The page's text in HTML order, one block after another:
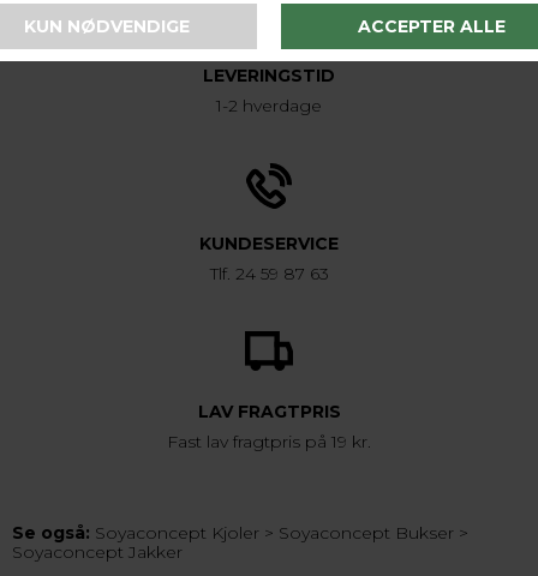
LEVERINGSTID
1-2 hverdage
KUNDESERVICE
Tlf. 24 59 87 63
LAV FRAGTPRIS
Fast lav fragtpris på 19 kr.
Se også: Soyaconcept Kjoler > Soyaconcept Bukser >
Soyaconcept Jakker